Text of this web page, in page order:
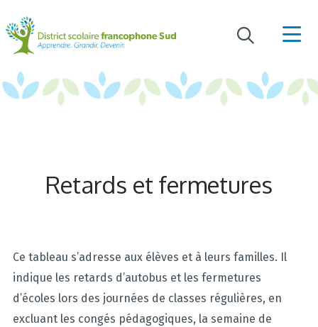
Retards et fermetures
Ce tableau s’adresse aux élèves et à leurs familles. Il
indique les retards d’autobus et les fermetures
d’écoles lors des journées de classes régulières, en
excluant les congés pédagogiques, la semaine de